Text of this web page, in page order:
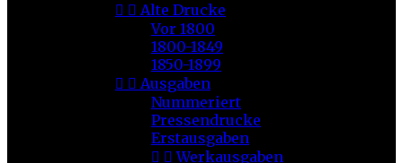
  Alte Drucke
Vor 1800
1800-1849
1850-1899
  Ausgaben
Nummeriert
Pressendrucke
Erstausgaben
  Werkausgaben